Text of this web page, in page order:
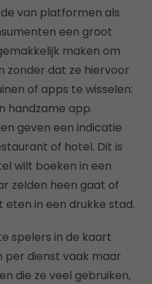
van platformen als
een groot
maken om
zonder dat ze hiervoor
of apps te wisselen:
handzame app.
geven een indicatie
of hotel. Dit is
wilt boeken in een
zelden heen gaat of
in een drukke stad.
spelers in de kaart
per dienst vaak maar
die ze veel gebruiken,